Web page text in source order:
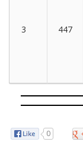
3 447
0